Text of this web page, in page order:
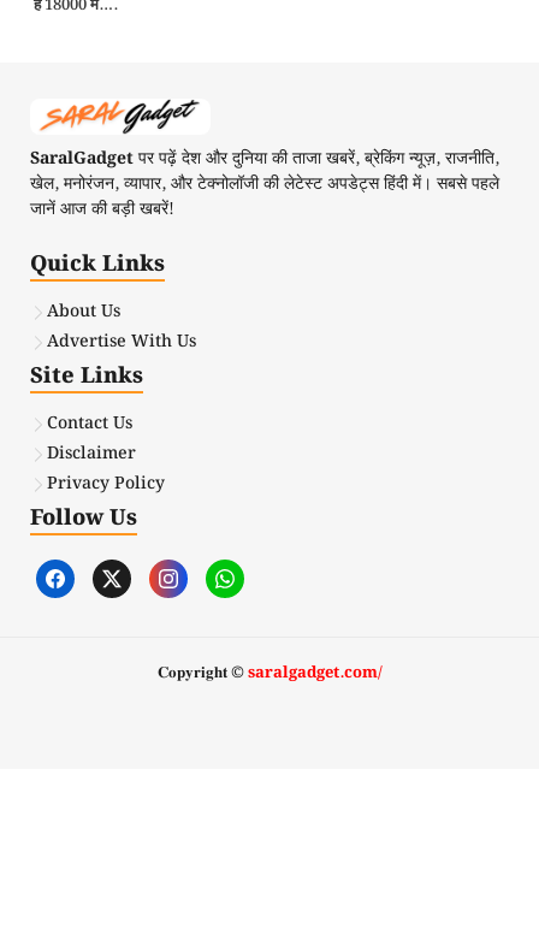
है 18000 में….
SaralGadgetपर पढ़ें देश और दुनिया की ताजा खबरें, ब्रेकिंग न्यूज़, राजनीति,
खेल, मनोरंजन, व्यापार, और टेक्नोलॉजी की लेटेस्ट अपडेट्स हिंदी में। सबसे पहले
जानें आज की बड़ी खबरें!
Quick Links
About Us
Advertise With Us
Site Links
Contact Us
Disclaimer
Privacy Policy
Follow Us
𝐂𝐨𝐩𝐲𝐫𝐢𝐠𝐡𝐭 ©saralgadget.com/